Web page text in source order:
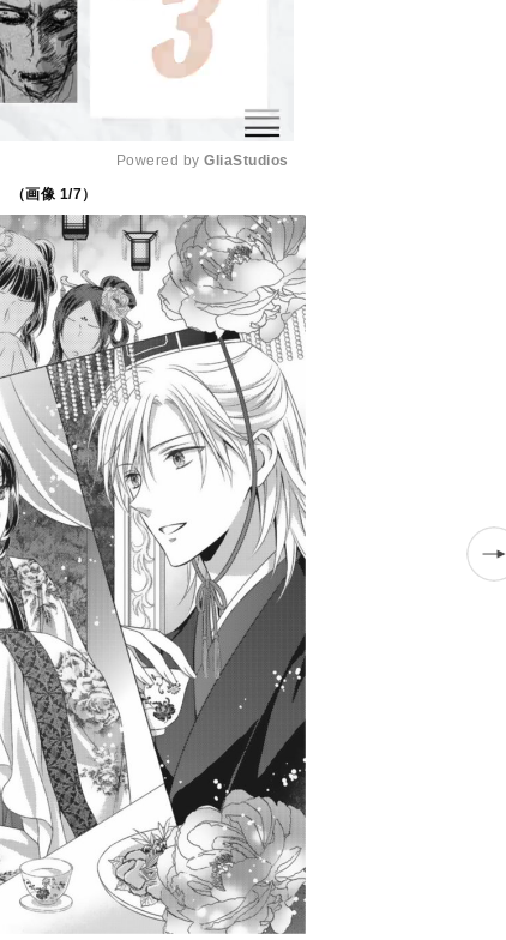
M
u
t
e
Powered by GliaStudios
（画像 1/7）